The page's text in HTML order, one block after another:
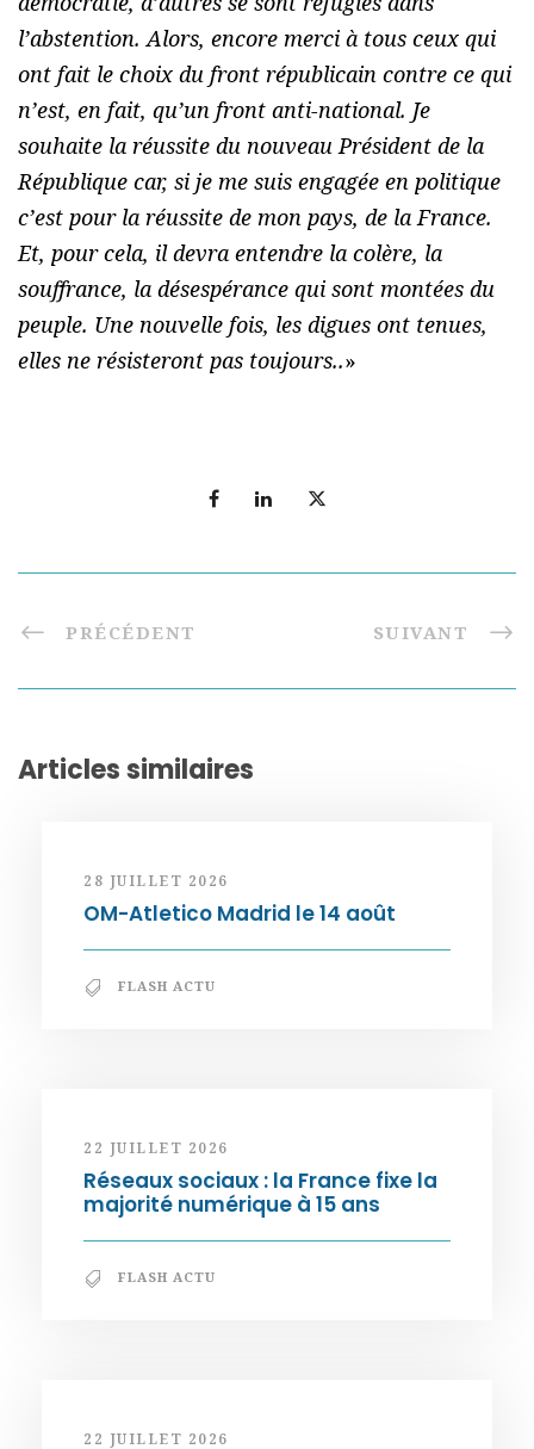
l’abstention. Alors, encore merci à tous ceux qui
ont fait le choix du front républicain contre ce qui
n’est, en fait, qu’un front anti-national. Je
souhaite la réussite du nouveau Président de la
République car, si je me suis engagée en politique
c’est pour la réussite de mon pays, de la France.
Et, pour cela, il devra entendre la colère, la
souffrance, la désespérance qui sont montées du
peuple. Une nouvelle fois, les digues ont tenues,
elles ne résisteront pas toujours..»
PRÉCÉDENT SUIVANT
Articles similaires
28 JUILLET 2026
OM-Atletico Madrid le 14 août
FLASH ACTU
22 JUILLET 2026
Réseaux sociaux : la France fixe la
majorité numérique à 15 ans
FLASH ACTU
22 JUILLET 2026